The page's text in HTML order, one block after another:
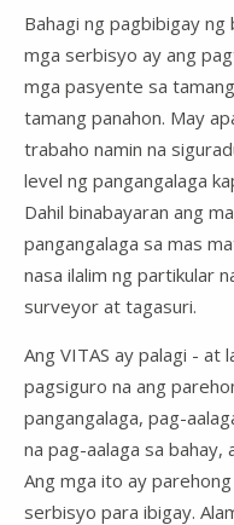
Bahagi ng pagbibigay
mga serbisyo ay ang
mga pasyente sa
tamang panahon. May
trabaho namin na
level ng pangangalaga
Dahil binabayaran ang
pangangalaga sa mas
nasa ilalim ng partikular
surveyor at tagasuri.
Ang VITAS ay palagi - at
pagsiguro na ang
pangangalaga, pag-
na pag-aalaga sa bahay,
Ang mga ito ay
serbisyo para ibigay.